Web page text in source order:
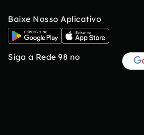
Baixe Nosso Aplicativo
Siga a Rede 98 no